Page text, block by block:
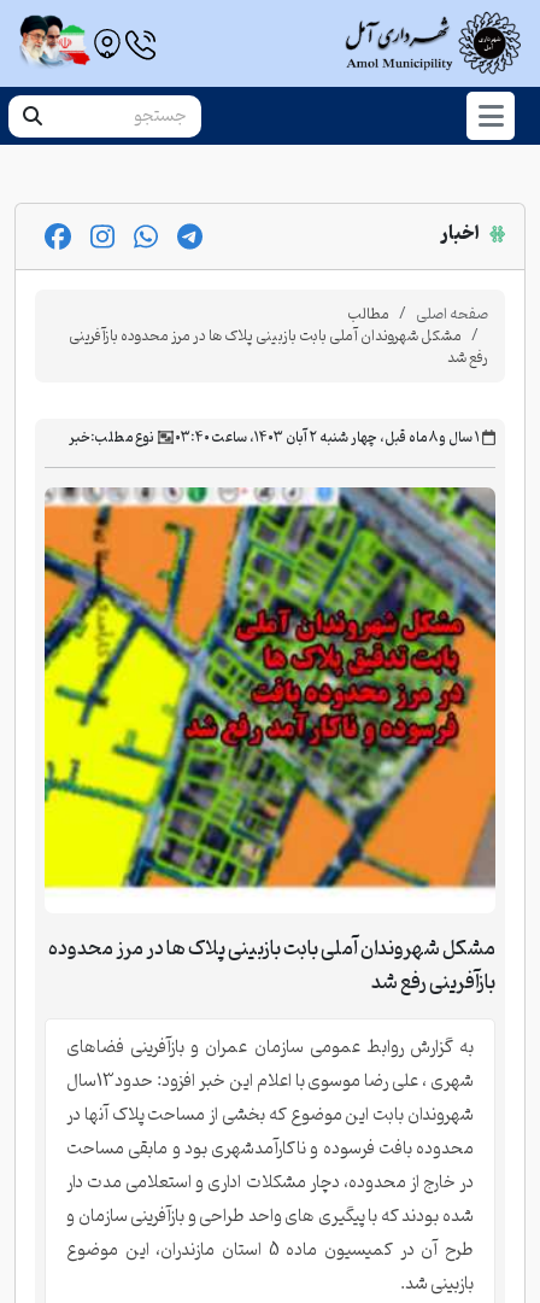
اخبار
صفحه اصلی مطالب
مشکل شهروندان آملی بابت بازبینی پلاک ها در مرز محدوده بازآفرینی
رفع شد
‫۱ سال و ۸ ماه قبل، چهار شنبه ۲ آبان ۱۴۰۳، ساعت ۰۳:۴۰ نوع مطلب:خبر
مشکل شهروندان آملی بابت بازبینی پلاک ها در مرز محدوده
بازآفرینی رفع شد
به گزارش روابط عمومی سازمان عمران و بازآفرینی فضاهای
شهری ، علی رضا موسوی با اعلام این خبر افزود: حدود13سال
شهروندان بابت این موضوع که بخشی از مساحت پلاک آنها در
محدوده بافت فرسوده و ناکارآمدشهری بود و مابقی مساحت
در خارج از محدوده، دچار مشکلات اداری و استعلامی مدت دار
شده بودند که با پیگیری های واحد طراحی و بازآفرینی سازمان و
طرح آن در کمیسیون ماده 5 استان مازندران، این موضوع
بازبینی شد.